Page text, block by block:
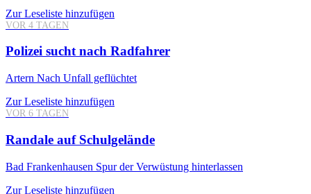
Zur Leseliste hinzufügen
VOR 4 TAGEN
Polizei sucht nach Radfahrer
Artern Nach Unfall geflüchtet
Zur Leseliste hinzufügen
VOR 6 TAGEN
Randale auf Schulgelände
Bad Frankenhausen Spur der Verwüstung hinterlassen
Zur Leseliste hinzufügen